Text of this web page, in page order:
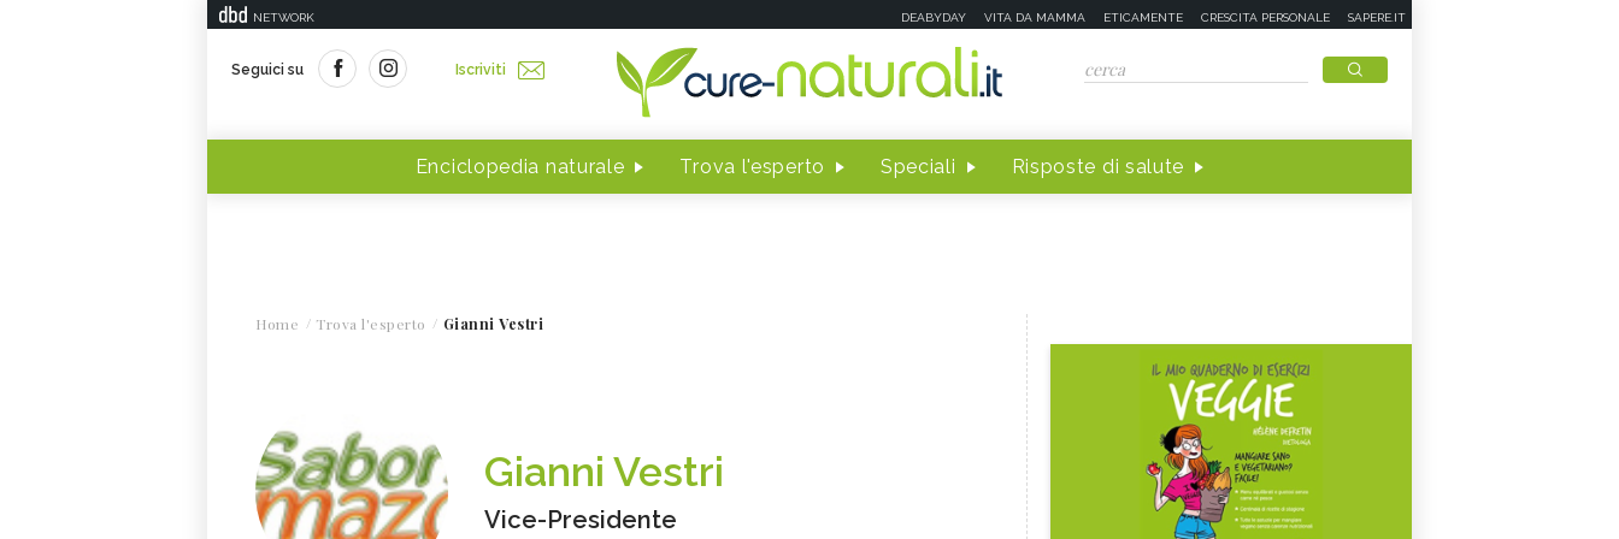
NETWORK DEABYDAY VITA DA MAMMA ETICAMENTE CRESCITA PERSONALE SAPERE.IT
Seguici su Iscriviti
Enciclopedia naturale Trova l'esperto Speciali Risposte di salute
Home Trova l'esperto Gianni Vestri
Gianni Vestri
Vice-Presidente